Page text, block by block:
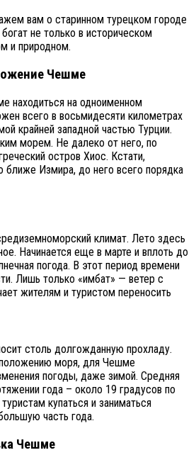
вам о старинном турецком городе
не только в историческом
и природном.
Чешме
находиться на одноименном
всего в восьмидесяти километрах
крайней западной частью Турции.
морем. Не далеко от него, по
остров Хиос. Кстати,
ближе Измира, до него всего порядка
климат. Лето здесь
Начинается еще в марте и вплоть до
погода. В этот период времени
Лишь только «имбат» — ветер с
жителям и туристом переносить
столь долгожданную прохладу.
моря, для Чешме
погоды, даже зимой. Средняя
года – около 19 градусов по
купаться и заниматься
часть года.
Чешме